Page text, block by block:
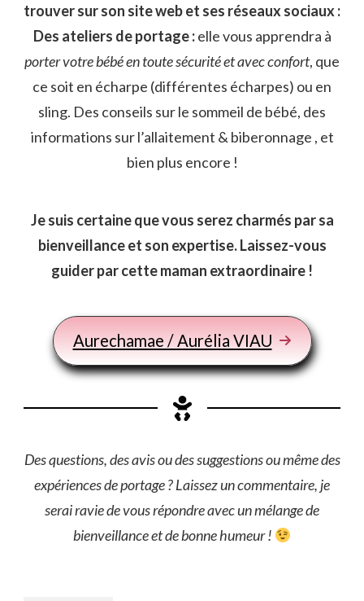
trouver sur son site web et ses réseaux sociaux :
Des ateliers de portage :elle vous apprendra à
porter votre bébé en toute sécurité et avec confort, que
ce soit en écharpe (différentes écharpes) ou en
sling. Des conseils sur le sommeil de bébé, des
informations sur l’allaitement & biberonnage , et
bien plus encore !
Je suis certaine que vous serez charmés par sa
bienveillance et son expertise. Laissez-vous
guider par cette maman extraordinaire !
Aurechamae / Aurélia VIAU
Des questions, des avis ou des suggestions ou même des
expériences de portage ? Laissez un commentaire, je
serai ravie de vous répondre avec un mélange de
bienveillance et de bonne humeur !